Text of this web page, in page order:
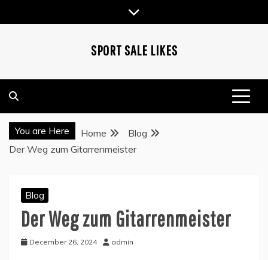
to
SPORT SALE LIKES
You are Here Home
Blog
Der Weg zum Gitarrenmeister
Blog
Der Weg zum Gitarrenmeister
December 26, 2024 admin